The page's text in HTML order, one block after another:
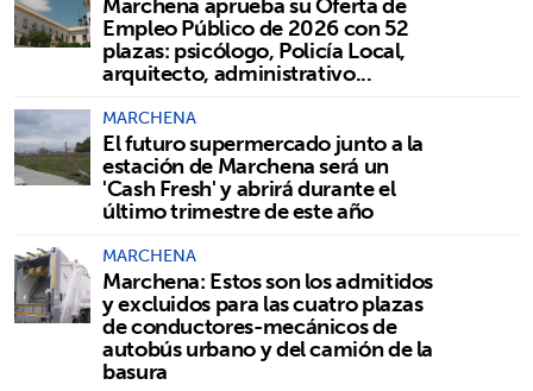
Empleo Público de 2026 con 52
plazas: psicólogo, Policía Local,
arquitecto, administrativo...
MARCHENA
El futuro supermercado junto a la
estación de Marchena será un
'Cash Fresh' y abrirá durante el
último trimestre de este año
MARCHENA
Marchena: Estos son los admitidos
y excluidos para las cuatro plazas
de conductores-mecánicos de
autobús urbano y del camión de la
basura